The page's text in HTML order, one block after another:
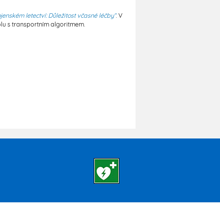
letectví: Důležitost včasné léčby“. V
s transportním algoritmem.